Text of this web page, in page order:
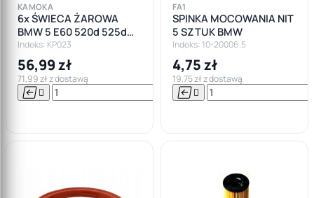
KAMOKA
6x ŚWIECA ŻAROWA
BMW 5 E60 520d 525d
525xd 530d
Indeks: KP023
56,99 zł
71,99 zł z dostawą
  

FA1
SPINKA MOCOWANIA NIT
5 SZTUK BMW
Indeks: 10-20006.5
4,75 zł
19,75 zł z dostawą
 